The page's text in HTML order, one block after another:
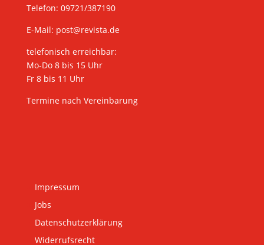
Telefon: 09721/387190
E-Mail: post@revista.de
telefonisch erreichbar:
Mo-Do 8 bis 15 Uhr
Fr 8 bis 11 Uhr
Termine nach Vereinbarung
Impressum
Jobs
Datenschutzerklärung
Widerrufsrecht